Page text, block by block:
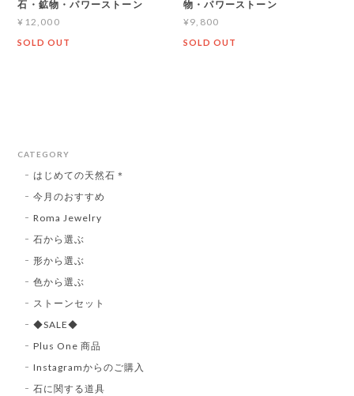
石・鉱物・パワーストーン
¥12,000
SOLD OUT
物・パワーストーン
¥9,800
SOLD OUT
CATEGORY
はじめての天然石＊
今月のおすすめ
Roma Jewelry
石から選ぶ
形から選ぶ
色から選ぶ
ストーンセット
◆SALE◆
Plus One 商品
Instagramからのご購入
石に関する道具